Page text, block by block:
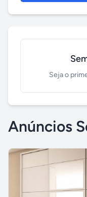
Seja o
Anúncios